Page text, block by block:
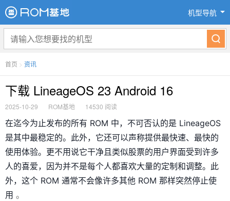
机型导航
首页 > 资讯
下载 LineageOS 23 Android 16
2025-10-29 ROM基地 14530 阅读
在迄今为止发布的所有 ROM 中，不可否认的是 LineageOS
是其中最稳定的。此外，它还可以声称提供最快速、最快的
使用体验。更不用说它干净且类似股票的用户界面受到许多
人的喜爱，因为并不是每个人都喜欢大量的定制和调整。此
外，这个 ROM 通常不会像许多其他 ROM 那样突然停止使
用 。